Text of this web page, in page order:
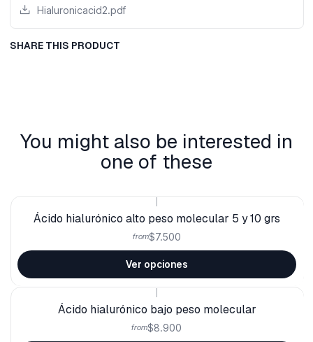
Hialuronicacid2.pdf
SHARE THIS PRODUCT
You might also be interested in
one of these
Ácido hialurónico alto peso molecular 5 y 10 grs
from$7.500
Ver opciones
Ácido hialurónico bajo peso molecular
from$8.900